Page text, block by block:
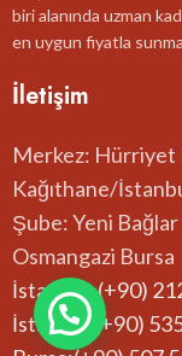
biri alanında uzman
en uygun fiyatla
İletişim
Merkez: Hürriyet
Kağıthane/
Şube: Yeni
Osmangazi Bursa
İstanbul: (+90)
İstanbul:(+90)